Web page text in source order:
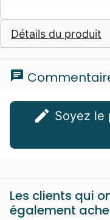
Détails du produit
chat
edit
Les clients qui
également